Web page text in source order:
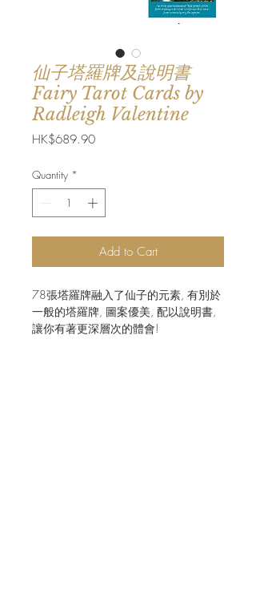
仙子塔羅牌及說明書
Fairy Tarot Cards by
Radleigh Valentine
HK$689.90Price
Quantity *
Add to Cart
78張塔羅牌融入了仙子的元素, 有別於
一般的塔羅牌, 圖案優美, 配以說明書,
讓你有著更深層次的體會!